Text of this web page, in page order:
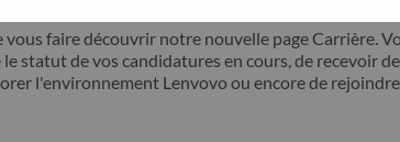
vous faire découvrir notre nouvelle page Carrière.
statut de vos candidatures en cours, de recevoir
l'environnement Lenvovo ou encore de